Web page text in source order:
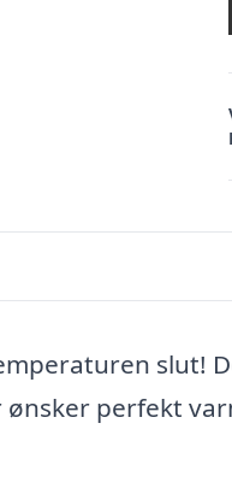
slut!
perfekt